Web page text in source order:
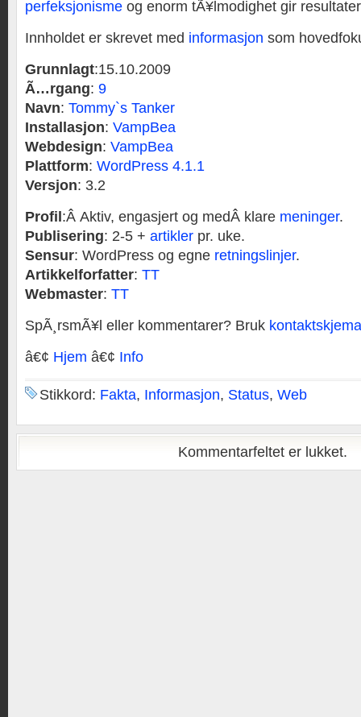
perfeksjonisme og enorm tÃ¥lmodighet gir
Innholdet er skrevet med informasjon som
Grunnlagt:15.10.2009
Ã…rgang: 9
Navn: Tommy`s Tanker
Installasjon: VampBea
Webdesign: VampBea
Plattform: WordPress 4.1.1
Versjon: 3.2
Profil :Â Aktiv, engasjert og medÂ klare meninger.
Publisering: 2-5 + artikler pr. uke.
Sensur: WordPress og egne retningslinjer.
Artikkelforfatter: TT
Webmaster: TT
SpÃ¸rsmÃ¥l eller kommentarer? Bruk
â€¢ Hjem â€¢ Info
Stikkord: Fakta, Informasjon, Status, Web
Kommentarfeltet er lukket.